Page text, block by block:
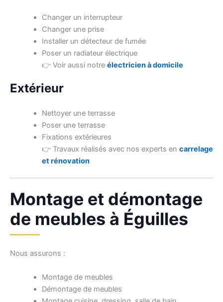
Changer un interrupteur
Changer une prise
Installer un détecteur de fumée
Poser un radiateur électrique
👉 Voir aussi notre électricien à domicile
Extérieur
Nettoyer une terrasse
Poser une terrasse
Fixations extérieures
👉 Travaux réalisés avec nos experts en carrelage
et rénovation
Montage et démontage
de meubles à Éguilles
Nous assurons :
Montage de meubles
Démontage de meubles